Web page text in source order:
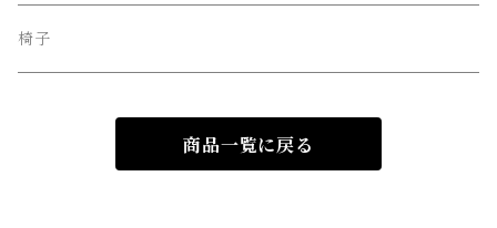
MAYUHANA （マユハナ）
椅子
商品一覧に戻る